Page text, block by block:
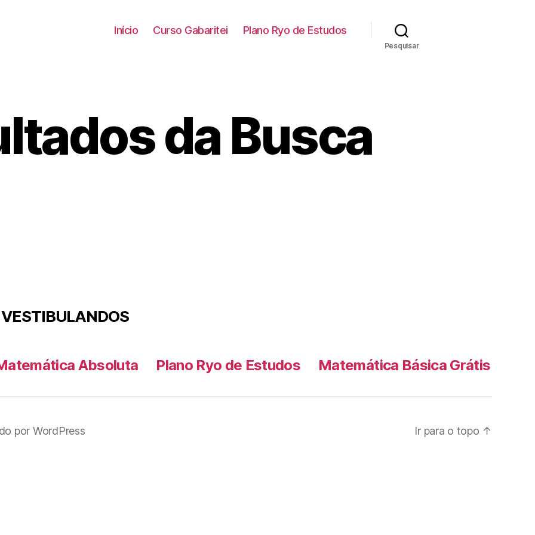
Início Curso Gabaritei Plano Ryo de Estudos
Pesquisar
da Busca
Absoluta Plano Ryo de Estudos Matemática Básica Grátis
por WordPress Ir para o topo ↑